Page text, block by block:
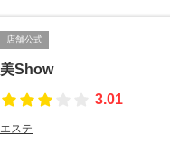
店舗公式
美Show
3.01
エステ